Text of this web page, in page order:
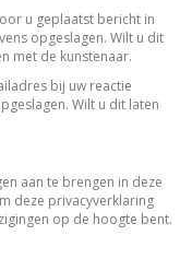
u geplaatst bericht in
opgeslagen. Wilt u dit
met de kunstenaar.
bij uw reactie
Wilt u dit laten
aan te brengen in deze
deze privacyverklaring
op de hoogte bent.